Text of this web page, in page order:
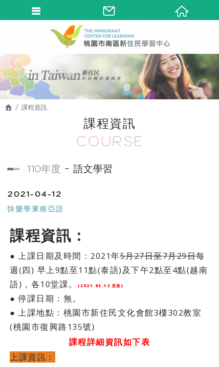
課程資訊
課程資訊
COURSE
110年度 語文學習
2021-04-12
快樂學東南亞語
課程資訊：
● 上課日期及時間：2021年5月27日至7月29日每
週(四) 早上9點至11點(泰語)及下午2點至4點(越南
語)，各10堂課。
(2021.05.13 更新)
● 停課日期：無。
● 上課地點：桃園市新住民文化會館3樓302教室
(桃園市復興路135號)
課程詳細資訊如下表
上課資訊：